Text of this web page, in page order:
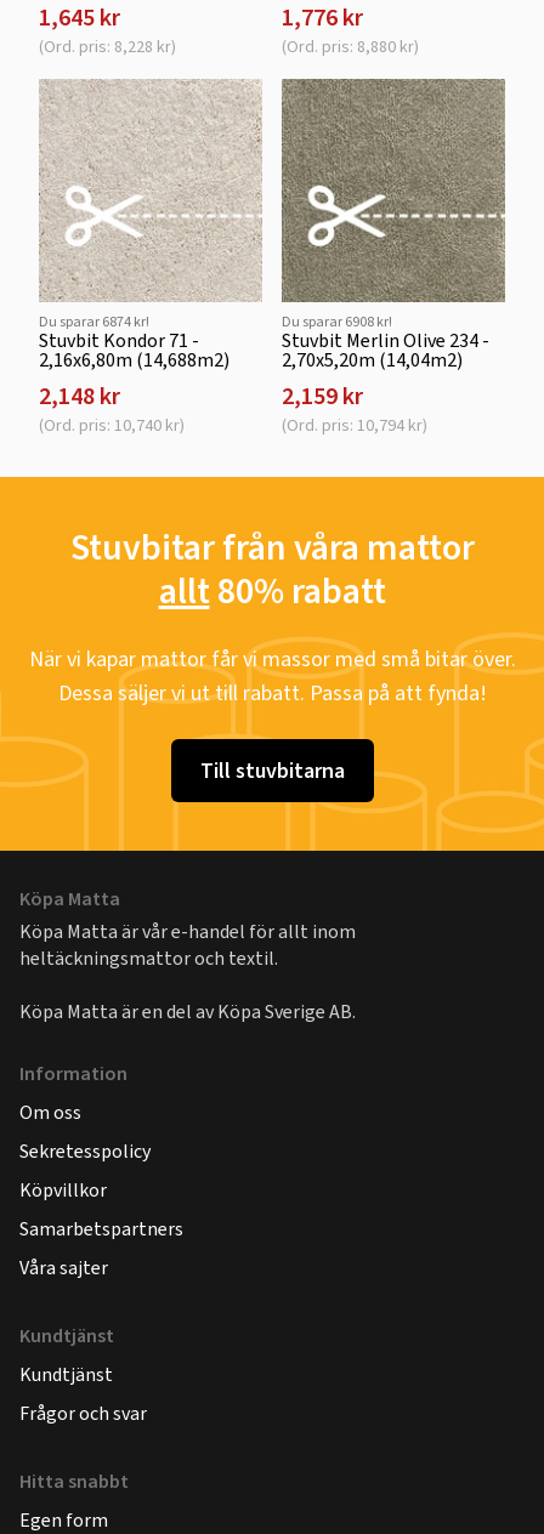
1,645 kr
(Ord. pris: 8,228 kr)
1,776 kr
(Ord. pris: 8,880 kr)
Du sparar 6874 kr!
Stuvbit Kondor 71 -
2,16x6,80m (14,688m2)
2,148 kr
(Ord. pris: 10,740 kr)
Du sparar 6908 kr!
Stuvbit Merlin Olive 234 -
2,70x5,20m (14,04m2)
2,159 kr
(Ord. pris: 10,794 kr)
Stuvbitar från våra mattor
allt80% rabatt
När vi kapar mattor får vi massor med små bitar över.
Dessa säljer vi ut till rabatt. Passa på att fynda!
Till stuvbitarna
Köpa Matta
Köpa Matta är vår e-handel för allt inom
heltäckningsmattor och textil.
Köpa Matta är en del avKöpa Sverige AB.
Information
Om oss
Sekretesspolicy
Köpvillkor
Samarbetspartners
Våra sajter
Kundtjänst
Kundtjänst
Frågor och svar
Hitta snabbt
Egen form